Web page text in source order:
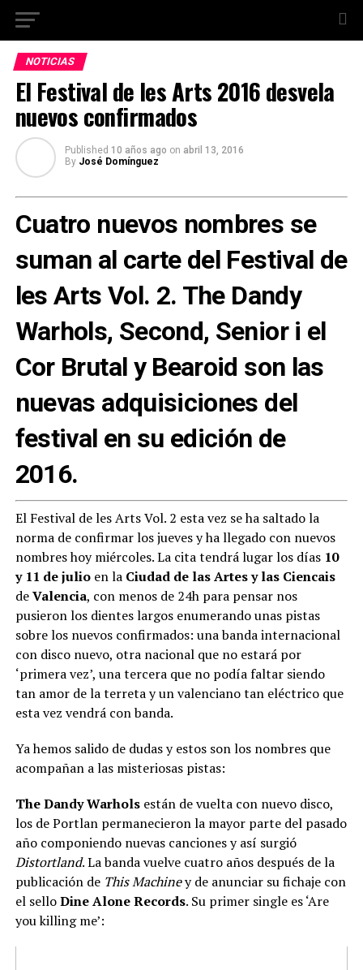
NOTICIAS
El Festival de les Arts 2016 desvela
nuevos confirmados
Published 10 años ago on abril 13, 2016
By José Domínguez
Cuatro nuevos nombres se
suman al carte del Festival de
les Arts Vol. 2. The Dandy
Warhols, Second, Senior i el
Cor Brutal y Bearoid son las
nuevas adquisiciones del
festival en su edición de
2016.
El Festival de les Arts Vol. 2 esta vez se ha saltado la
norma de confirmar los jueves y ha llegado con nuevos
nombres hoy miércoles. La cita tendrá lugar los días 10
y 11 de julioen la Ciudad de las Artes y las Ciencais
deValencia, con menos de 24h para pensar nos
pusieron los dientes largos enumerando unas pistas
sobre los nuevos confirmados: una banda internacional
con disco nuevo, otra nacional que no estará por
‘primera vez’, una tercera que no podía faltar siendo
tan amor de la terreta y un valenciano tan eléctrico que
esta vez vendrá con banda.
Ya hemos salido de dudas y estos son los nombres que
acompañan a las misteriosas pistas:
The Dandy Warholsestán de vuelta con nuevo disco,
los de Portlan permanecieron la mayor parte del pasado
año componiendo nuevas canciones y así surgió
Distortland. La banda vuelve cuatro años después de la
publicación de This Machiney de anunciar su fichaje con
el selloDine Alone Records. Su primer single es ‘Are
you killing me’: